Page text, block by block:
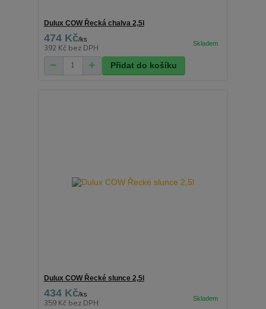
Dulux COW Řecká chalva 2,5l
474 Kč/ks
392 Kč bez DPH
Přidat do košíku
Dulux COW Řecké slunce 2,5l
434 Kč/ks
359 Kč bez DPH